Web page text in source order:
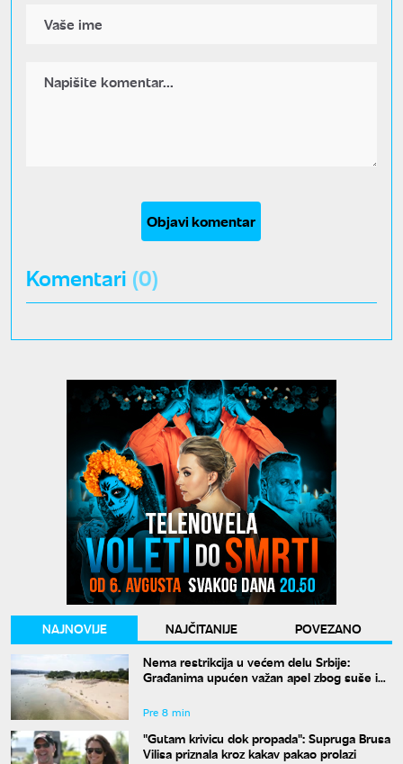
Objavi komentar
Komentari (0)
NAJNOVIJE NAJČITANIJE
POVEZANO
Nema restrikcija u većem delu Srbije:
Građanima upućen važan apel zbog suše i
Pre 8 min
"Gutam krivicu dok propada": Supruga Brusa
Vilisa priznala kroz kakav pakao prolazi